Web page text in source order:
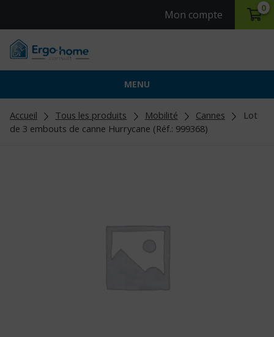
Mon compte
0
MENU
Accueil Tous les produits Mobilité Cannes
Lot
de 3 embouts de canne Hurrycane (Réf.: 999368)